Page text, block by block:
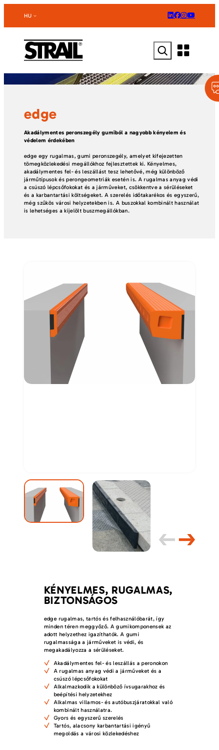
HU
Keresés
edge
Akadálymentes peronszegély gumiból a nagyobb kényelem és
védelem érdekében
edge egy rugalmas, gumi peronszegély, amelyet kifejezetten
tömegközlekedési megállókhoz fejlesztettek ki. Kényelmes,
akadálymentes fel- és leszállást tesz lehetővé, még különböző
járműtípusok és perongeometriák esetén is. A rugalmas anyag védi
a csúszó lépcsőfokokat és a járműveket, csökkentve a sérüléseket
és a karbantartási költségeket. A szerelés időtakarékos és egyszerű,
még szűkös városi helyzetekben is. A buszokkal kombinált használat
is lehetséges a kijelölt buszmegállókban.
KÉNYELMES, RUGALMAS,
BIZTONSÁGOS
edge rugalmas, tartós és felhasználóbarát, így
minden téren meggyőző. A gumikomponensek az
adott helyzethez igazíthatók. A gumi
rugalmassága a járműveket is védi, és
megakadályozza a sérüléseket.
Akadálymentes fel- és leszállás a peronokon
A rugalmas anyag védi a járműveket és a
csúszó lépcsőfokokat
Alkalmazkodik a különböző ívsugarakhoz és
beépítési helyzetekhez
Alkalmas villamos- és autóbuszjáratokkal való
kombinált használatra.
Gyors és egyszerű szerelés
Tartós, alacsony karbantartási igényű
megoldás a városi közlekedéshez